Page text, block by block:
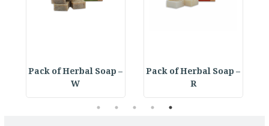
Pack of Herbal Soap –
R
Pack of Herbal Soap –
W
1
2
3
4
5